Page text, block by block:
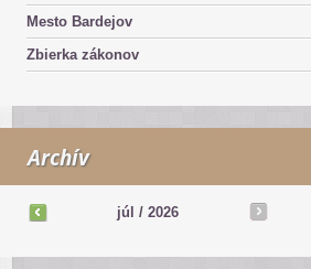
Mesto Bardejov
Zbierka zákonov
Archív
júl / 2026